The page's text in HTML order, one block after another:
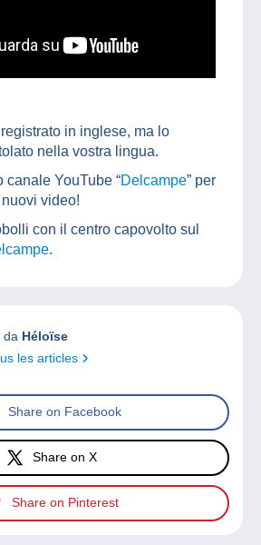
in inglese, ma lo
nella vostra lingua.
canale YouTube “Delcampe” per
video!
con il centro capovolto sul
.
da Héloïse
les articles
Share on Facebook
Share on X
Share on Pinterest